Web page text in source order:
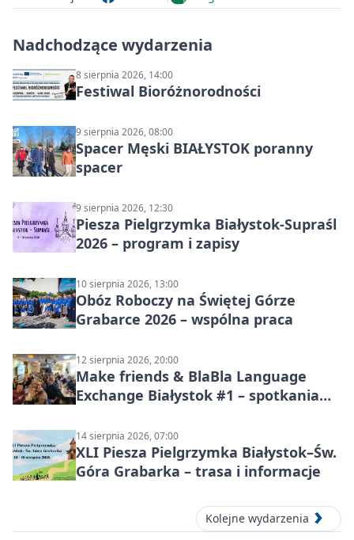
Nadchodzące wydarzenia
8 sierpnia 2026, 14:00
Festiwal Bioróżnorodności
9 sierpnia 2026, 08:00
Spacer Męski BIAŁYSTOK poranny
spacer
9 sierpnia 2026, 12:30
Piesza Pielgrzymka Białystok-Supraśl
2026 – program i zapisy
10 sierpnia 2026, 13:00
Obóz Roboczy na Świętej Górze
Grabarce 2026 – wspólna praca
12 sierpnia 2026, 20:00
Make friends & BlaBla Language
Exchange Białystok #1 – spotkania
14 sierpnia 2026, 07:00
XLI Piesza Pielgrzymka Białystok–Św.
Góra Grabarka – trasa i informacje
Kolejne wydarzenia